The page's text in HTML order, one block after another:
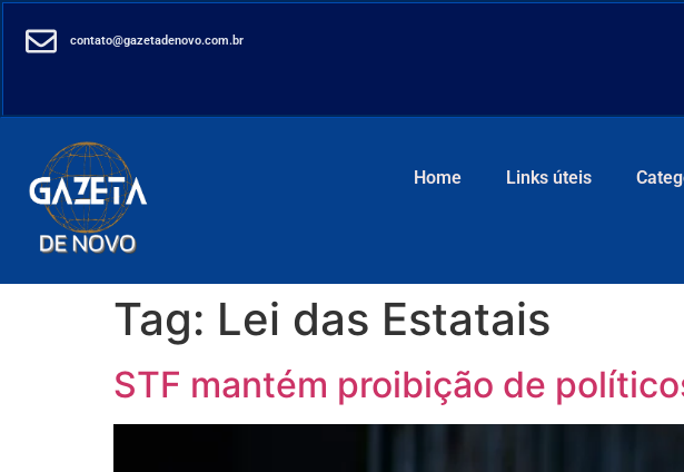
contato@gazetadenovo.com.br
Home Links úteis
Tag: Lei das Estatais
STF mantém proibição de